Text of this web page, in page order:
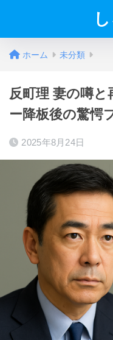
ホーム 未分類
反町理 妻の噂
ー降板後の驚愕
2025年8月24日